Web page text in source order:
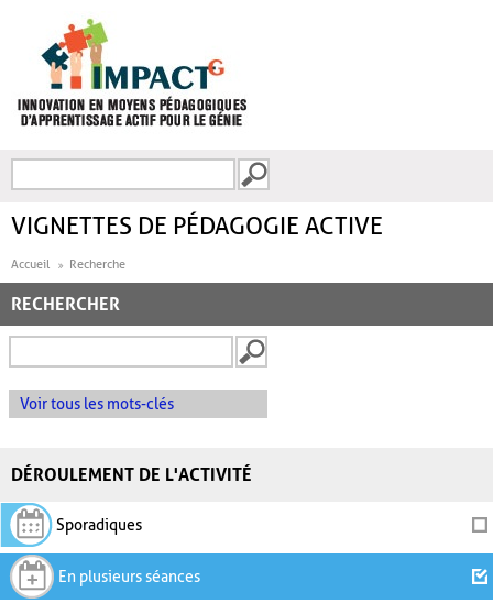
FORMULAIRE DE
VIGNETTES DE PÉDAGOGIE ACTIVE
Accueil Recherche
RECHERCHER
Voir tous les mots-clés
DÉROULEMENT DE L'ACTIVITÉ
Sporadiques
En plusieurs séances